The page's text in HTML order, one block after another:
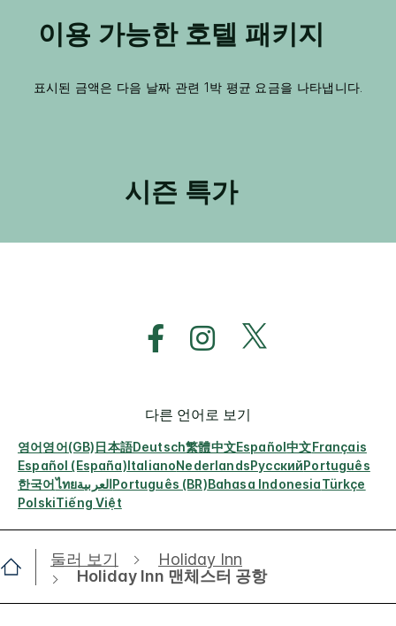
이용 가능한 호텔 패키지
표시된 금액은 다음 날짜 관련 1박 평균 요금을 나타냅니다.
시즌 특가
다른 언어로 보기
영어영어(GB)日本語Deutsch繁體中文Español中文Français
Español (España)ItalianoNederlandsРусскийPortuguês
한국어ไทยالعربيةPortuguês (BR)Bahasa IndonesiaTürkçe
PolskiTiếng Việt
둘러 보기
Holiday Inn
Holiday Inn 맨체스터 공항